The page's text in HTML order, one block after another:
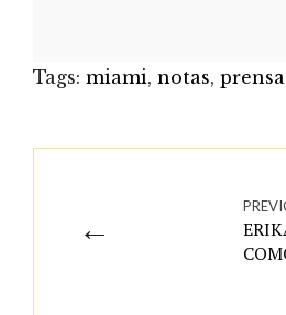
Tags: miami, notas, prensa
←